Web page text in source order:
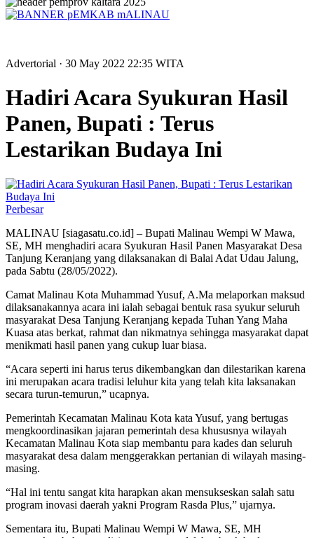
Advertorial · 30 May 2022 22:35 WITA
Hadiri Acara Syukuran Hasil
Panen, Bupati : Terus
Lestarikan Budaya Ini
Perbesar
MALINAU [siagasatu.co.id] – Bupati Malinau Wempi W Mawa,
SE, MH menghadiri acara Syukuran Hasil Panen Masyarakat Desa
Tanjung Keranjang yang dilaksanakan di Balai Adat Udau Jalung,
pada Sabtu (28/05/2022).
Camat Malinau Kota Muhammad Yusuf, A.Ma melaporkan maksud
dilaksanakannya acara ini ialah sebagai bentuk rasa syukur seluruh
masyarakat Desa Tanjung Keranjang kepada Tuhan Yang Maha
Kuasa atas berkat, rahmat dan nikmatnya sehingga masyarakat dapat
menikmati hasil panen yang cukup luar biasa.
“Acara seperti ini harus terus dikembangkan dan dilestarikan karena
ini merupakan acara tradisi leluhur kita yang telah kita laksanakan
secara turun-temurun,” ucapnya.
Pemerintah Kecamatan Malinau Kota kata Yusuf, yang bertugas
mengkoordinasikan jajaran pemerintah desa khususnya wilayah
Kecamatan Malinau Kota siap membantu para kades dan seluruh
masyarakat desa dalam menggerakkan pertanian di wilayah masing-
masing.
“Hal ini tentu sangat kita harapkan akan mensukseskan salah satu
program inovasi daerah yakni Program Rasda Plus,” ujarnya.
Sementara itu, Bupati Malinau Wempi W Mawa, SE, MH